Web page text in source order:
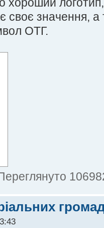
своє значення,
ОТГ.